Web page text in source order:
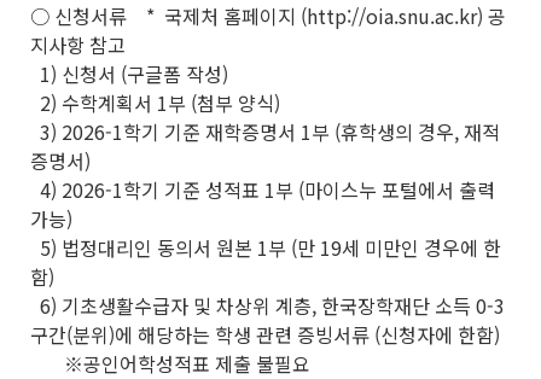
○ 신청서류 * 국제처 홈페이지 (http://oia.snu.ac.kr) 공
지사항 참고
1) 신청서 (구글폼 작성)
2) 수학계획서 1부 (첨부 양식)
3) 2026-1학기 기준 재학증명서 1부 (휴학생의 경우, 재적
증명서)
4) 2026-1학기 기준 성적표 1부 (마이스누 포털에서 출력
가능)
5) 법정대리인 동의서 원본 1부 (만 19세 미만인 경우에 한
함)
6) 기초생활수급자 및 차상위 계층, 한국장학재단 소득 0-3
구간(분위)에 해당하는 학생 관련 증빙서류 (신청자에 한함)
※공인어학성적표 제출 불필요